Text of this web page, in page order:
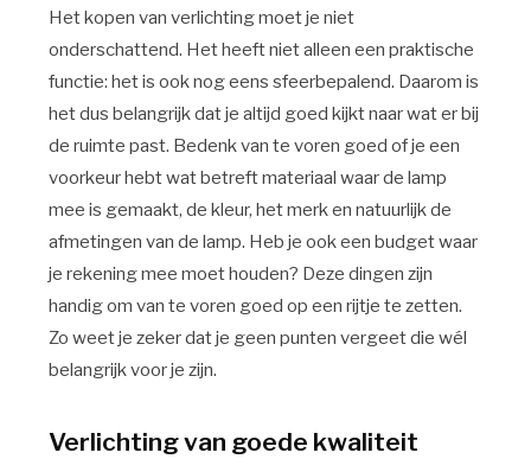
Het kopen van verlichting moet je niet
onderschattend. Het heeft niet alleen een praktische
functie: het is ook nog eens sfeerbepalend. Daarom is
het dus belangrijk dat je altijd goed kijkt naar wat er bij
de ruimte past. Bedenk van te voren goed of je een
voorkeur hebt wat betreft materiaal waar de lamp
mee is gemaakt, de kleur, het merk en natuurlijk de
afmetingen van de lamp. Heb je ook een budget waar
je rekening mee moet houden? Deze dingen zijn
handig om van te voren goed op een rijtje te zetten.
Zo weet je zeker dat je geen punten vergeet die wél
belangrijk voor je zijn.
Verlichting van goede kwaliteit